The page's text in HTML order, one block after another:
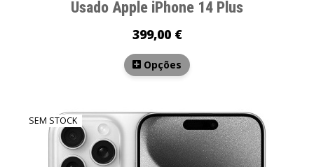
Usado Apple iPhone 14 Plus
399,00 €
Opções
SEM STOCK